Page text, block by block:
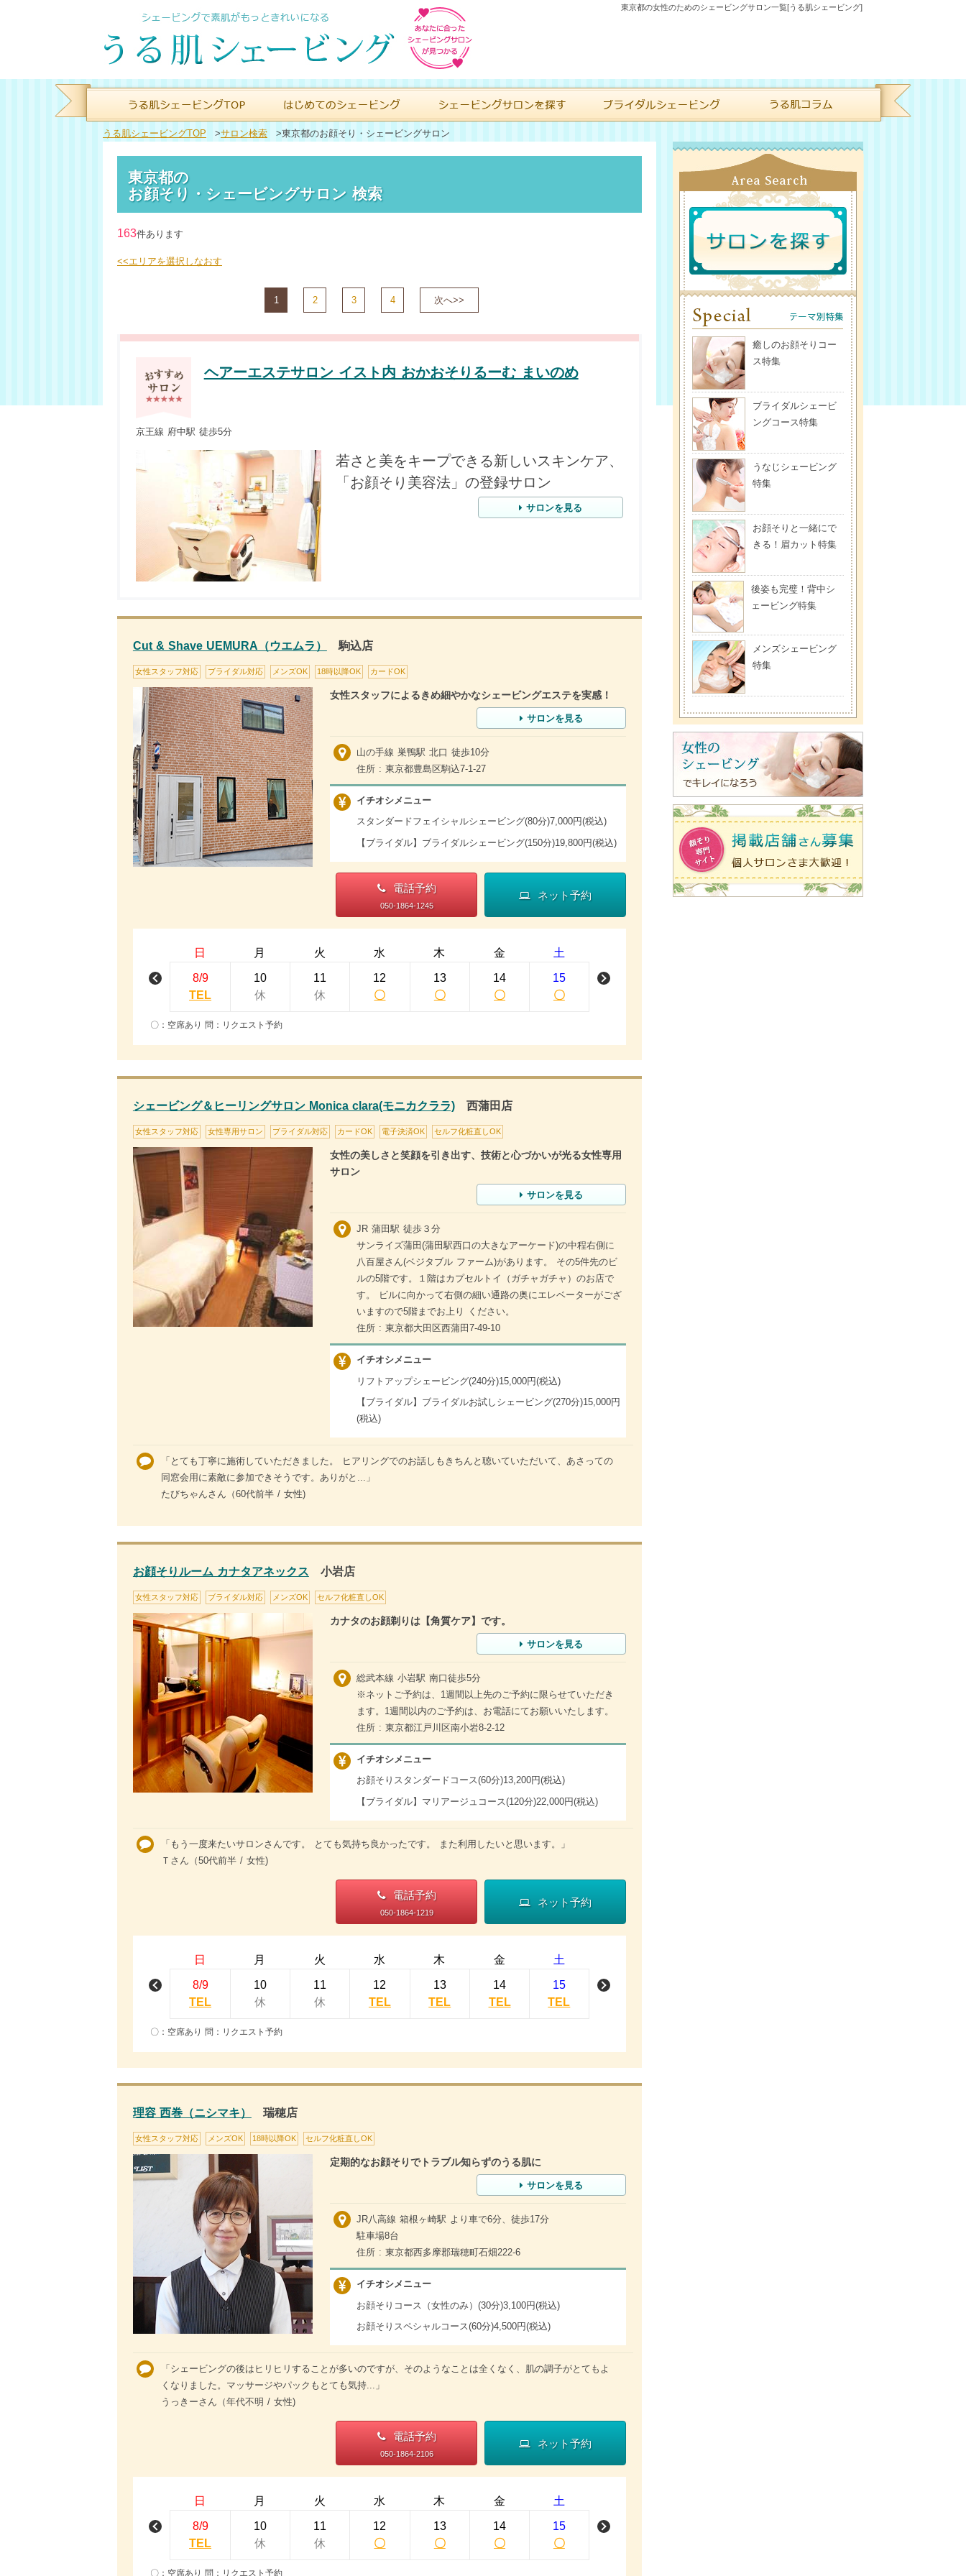
東京都の女性のためのシェービングサロン一覧[うる肌シェービング]
うる肌シェービングTOP >サロン検索 >東京都のお顔そり・シェービングサロン
東京都の
お顔そり・シェービングサロン 検索
163件あります
<<エリアを選択しなおす
1 2 3 4 次へ>>
ヘアーエステサロン イスト内 おかおそりるーむ まいのめ
京王線 府中駅 徒歩5分
若さと美をキープできる新しいスキンケア、
「お顔そり美容法」の登録サロン
サロンを見る
Cut & Shave UEMURA（ウエムラ） 駒込店
女性スタッフ対応 ブライダル対応 メンズOK 18時以降OK カードOK
女性スタッフによるきめ細やかなシェービングエステを実感！
サロンを見る
山の手線 巣鴨駅 北口 徒歩10分
住所 : 東京都豊島区駒込7-1-27
イチオシメニュー
スタンダードフェイシャルシェービング(80分)7,000円(税込)
【ブライダル】ブライダルシェービング(150分)19,800円(税込)
電話予約
050-1864-1245
ネット予約
日
8/9
TEL
月
10
休
火
11
休
水
12
〇
木
13
〇
金
14
〇
土
15
〇
〇：空席あり 問：リクエスト予約
シェービング＆ヒーリングサロン Monica clara(モニカクララ)西蒲田店
女性スタッフ対応 女性専用サロン ブライダル対応 カードOK 電子決済OK セルフ化粧直しOK
女性の美しさと笑顔を引き出す、技術と心づかいが光る女性専用
サロン
サロンを見る
JR 蒲田駅 徒歩３分
サンライズ蒲田(蒲田駅西口の大きなアーケード)の中程右側に
八百屋さん(ベジタブル ファーム)があります。 その5件先のビ
ルの5階です。１階はカプセルトイ（ガチャガチャ）のお店で
す。 ビルに向かって右側の細い通路の奥にエレベーターがござ
いますので5階までお上り ください。
住所 : 東京都大田区西蒲田7-49-10
イチオシメニュー
リフトアップシェービング(240分)15,000円(税込)
【ブライダル】ブライダルお試しシェービング(270分)15,000円
(税込)
「とても丁寧に施術していただきました。 ヒアリングでのお話しもきちんと聴いていただいて、あさっての
同窓会用に素敵に参加できそうです。ありがと...」
たびちゃんさん（60代前半 / 女性)
お顔そりルーム カナタアネックス 小岩店
女性スタッフ対応 ブライダル対応 メンズOK セルフ化粧直しOK
カナタのお顔剃りは【角質ケア】です。
サロンを見る
総武本線 小岩駅 南口徒歩5分
※ネットご予約は、1週間以上先のご予約に限らせていただき
ます。1週間以内のご予約は、お電話にてお願いいたします。
住所 : 東京都江戸川区南小岩8-2-12
イチオシメニュー
お顔そりスタンダードコース(60分)13,200円(税込)
【ブライダル】マリアージュコース(120分)22,000円(税込)
「もう一度来たいサロンさんです。 とても気持ち良かったです。 また利用したいと思います。」
Ｔさん（50代前半 / 女性)
電話予約
050-1864-1219
ネット予約
日
8/9
TEL
月
10
休
火
11
休
水
12
TEL
木
13
TEL
金
14
TEL
土
15
TEL
〇：空席あり 問：リクエスト予約
理容 西巻（ニシマキ） 瑞穂店
女性スタッフ対応 メンズOK 18時以降OK セルフ化粧直しOK
定期的なお顔そりでトラブル知らずのうる肌に
サロンを見る
JR八高線 箱根ヶ崎駅 より車で6分、徒歩17分
駐車場8台
住所 : 東京都西多摩郡瑞穂町石畑222-6
イチオシメニュー
お顔そりコース（女性のみ）(30分)3,100円(税込)
お顔そりスペシャルコース(60分)4,500円(税込)
「シェービングの後はヒリヒリすることが多いのですが、そのようなことは全くなく、肌の調子がとてもよ
くなりました。マッサージやパックもとても気持...」
うっきーさん（年代不明 / 女性)
電話予約
050-1864-2106
ネット予約
日
8/9
TEL
月
10
休
火
11
休
水
12
〇
木
13
〇
金
14
〇
土
15
〇
〇：空席あり 問：リクエスト予約
癒しのお顔そりコー
ス特集
ブライダルシェービ
ングコース特集
うなじシェービング
特集
お顔そりと一緒にで
きる！眉カット特集
後姿も完璧！背中シ
ェービング特集
メンズシェービング
特集